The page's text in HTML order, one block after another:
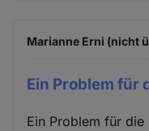
Marianne Erni (nicht
Ein Problem für
Ein Problem für